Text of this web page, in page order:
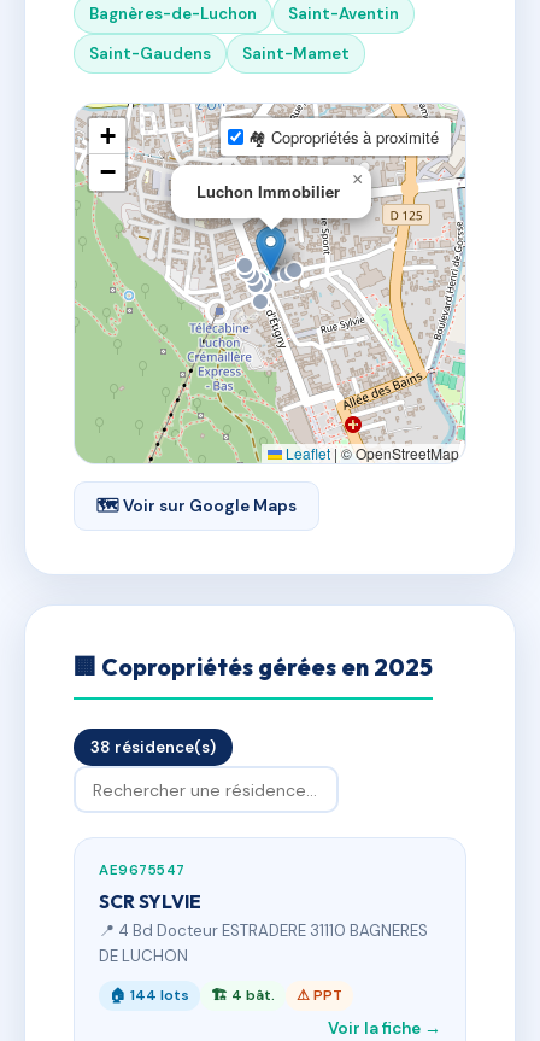
Bagnères-de-Luchon
Saint-Aventin
Saint-Gaudens
Saint-Mamet
Luchon Immobilier
×
+
−
🏘 Copropriétés à proximité
Leaflet | © OpenStreetMap
🗺 Voir sur Google Maps
🏢 Copropriétés gérées en 2025
38 résidence(s)
AE9675547
SCR SYLVIE
📍 4 Bd Docteur ESTRADERE 31110 BAGNERES
DE LUCHON
🏠 144 lots 🏗 4 bât. ⚠ PPT
Voir la fiche →